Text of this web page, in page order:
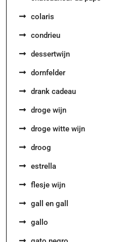
colaris
condrieu
dessertwijn
dornfelder
drank cadeau
droge wijn
droge witte wijn
droog
estrella
flesje wijn
gall en gall
gallo